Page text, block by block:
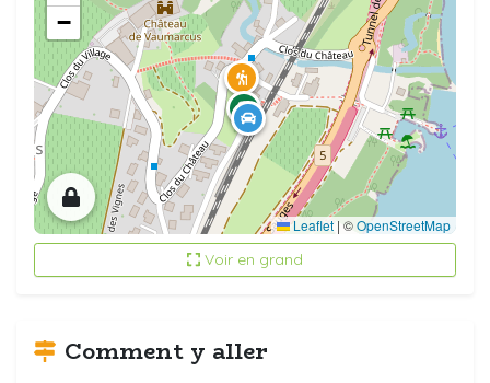
−
Leaflet | ©OpenStreetMap
Voir en grand
Comment y aller